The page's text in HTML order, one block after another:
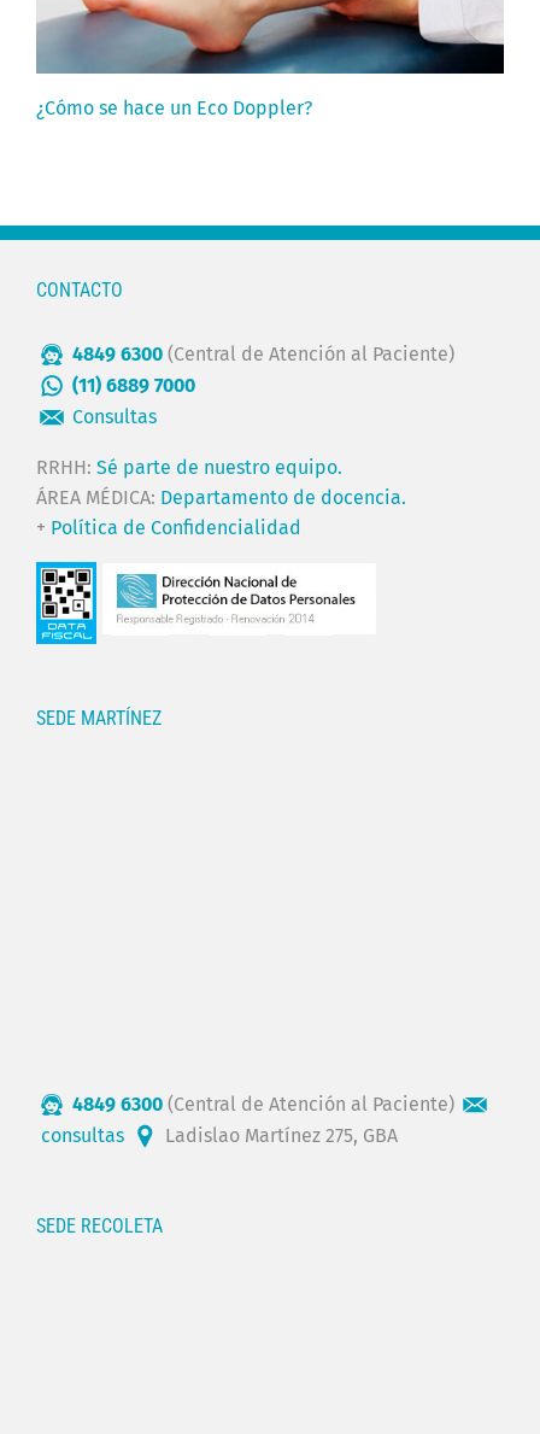
¿Cómo se hace un Eco Doppler?
CONTACTO
4849 6300 (Central de Atención al Paciente)
(11) 6889 7000
Consultas
RRHH: Sé parte de nuestro equipo.
ÁREA MÉDICA: Departamento de docencia.
+ Política de Confidencialidad
SEDE MARTÍNEZ
4849 6300 (Central de Atención al Paciente)
consultas
Ladislao Martínez 275, GBA
SEDE RECOLETA